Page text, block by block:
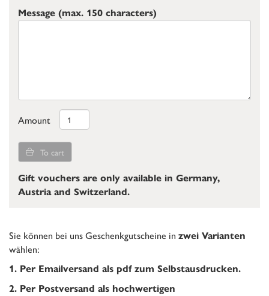
Message (max. 150 characters)
Amount
To cart
Gift vouchers are only available in Germany,
Austria and Switzerland.
Sie können bei uns Geschenkgutscheine in zwei Varianten
wählen:
1. Per Emailversand als pdf zum Selbstausdrucken.
2. Per Postversand als hochwertigen